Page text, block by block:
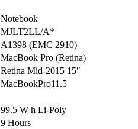
Notebook
MJLT2LL/A*
A1398 (EMC 2910)
MacBook Pro (Retina)
Retina Mid-2015 15″
MacBookPro11.5
99.5 W h Li-Poly
9 Hours